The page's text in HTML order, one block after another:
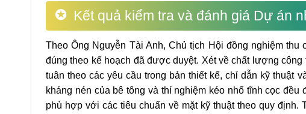
Kết quả kiểm tra và đánh giá Dự án
Theo Ông Nguyễn Tài Anh, Chủ tịch Hội đồng nghiệm
đúng theo kế hoạch đã được duyệt. Xét về chất lượng
tuân theo các yêu cầu trong bản thiết kế, chỉ dẫn kỹ thuật
kháng nén của bê tông và thí nghiệm kéo nhổ tĩnh cọc
phù hợp với các tiêu chuẩn về mặt kỹ thuật theo quy định.